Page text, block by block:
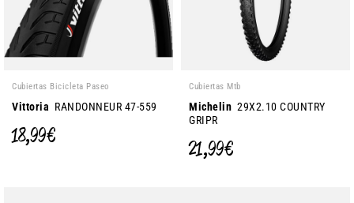
Cubiertas Bicicleta Paseo
Vittoria RANDONNEUR 47-559
18,99 €
Cubiertas Mtb
Michelin 29X2.10 COUNTRY
GRIPR
21,99 €